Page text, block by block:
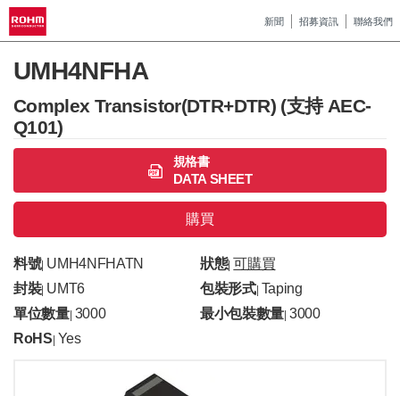
新聞 招募資訊 聯絡我們
UMH4NFHA
Complex Transistor(DTR+DTR) (支持 AEC-
Q101)
規格書
DATA SHEET
購買
料號| UMH4NFHATN 狀態| 可購買
封裝| UMT6 包裝形式| Taping
單位數量| 3000 最小包裝數量 |3000
RoHS Yes